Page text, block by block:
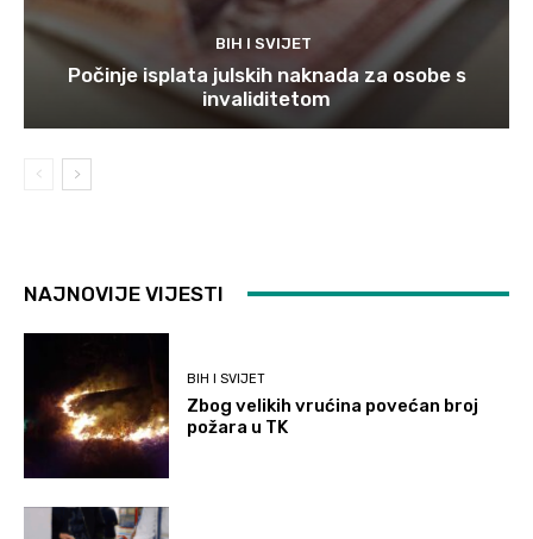
BIH I SVIJET
Počinje isplata julskih naknada za osobe s
invaliditetom
NAJNOVIJE VIJESTI
BIH I SVIJET
Zbog velikih vrućina povećan broj
požara u TK